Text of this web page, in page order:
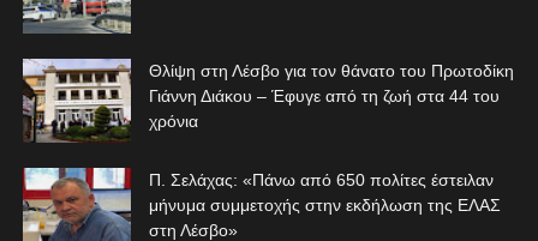
Θλίψη στη Λέσβο για τον θάνατο του Πρωτοδίκη
Γιάννη Διάκου – Έφυγε από τη ζωή στα 44 του
χρόνια
Π. Σελάχας: «Πάνω από 650 πολίτες έστειλαν
μήνυμα συμμετοχής στην εκδήλωση της ΕΛΑΣ
στη Λέσβο»